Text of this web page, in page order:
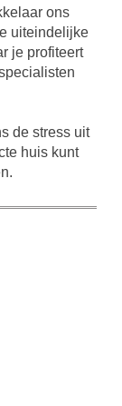
ons
uiteindelijke
je profiteert
de stress uit
huis kunt